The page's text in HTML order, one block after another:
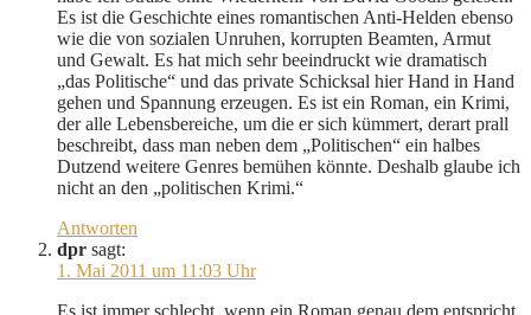
Es ist die Geschichte eines romantischen Anti-Helden ebenso
wie die von sozialen Unruhen, korrupten Beamten, Armut
und Gewalt. Es hat mich sehr beeindruckt wie dramatisch
„das Politische“ und das private Schicksal hier Hand in Hand
gehen und Spannung erzeugen. Es ist ein Roman, ein Krimi,
der alle Lebensbereiche, um die er sich kümmert, derart prall
beschreibt, dass man neben dem „Politischen“ ein halbes
Dutzend weitere Genres bemühen könnte. Deshalb glaube ich
nicht an den „politischen Krimi.“
Antworten
dpr sagt:
1. Mai 2011 um 11:03 Uhr
Es ist immer schlecht, wenn ein Roman genau dem entspricht,